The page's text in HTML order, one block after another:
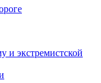
и экстремистской